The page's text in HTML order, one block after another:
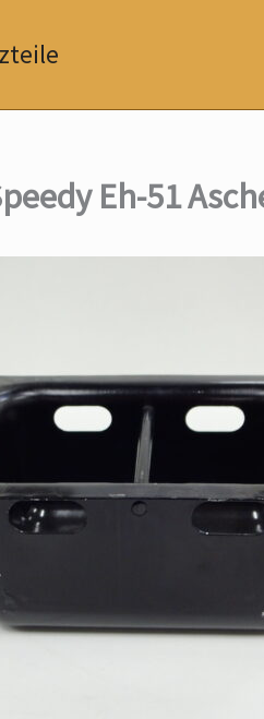
Eh-51